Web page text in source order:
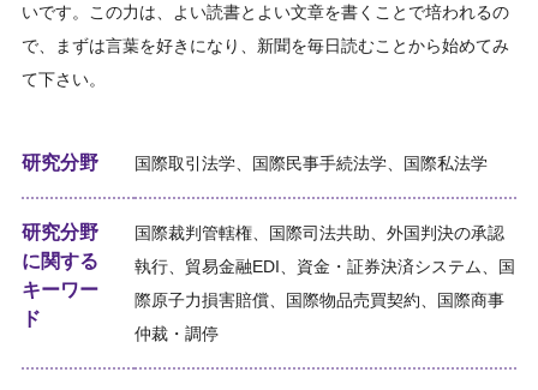
いです。この力は、よい読書とよい文章を書くことで培われるの
で、まずは言葉を好きになり、新聞を毎日読むことから始めてみ
て下さい。
研究分野 国際取引法学、国際民事手続法学、国際私法学
研究分野
に関する
キーワー
ド
国際裁判管轄権、国際司法共助、外国判決の承認
執行、貿易金融EDI、資金・証券決済システム、国
際原子力損害賠償、国際物品売買契約、国際商事
仲裁・調停